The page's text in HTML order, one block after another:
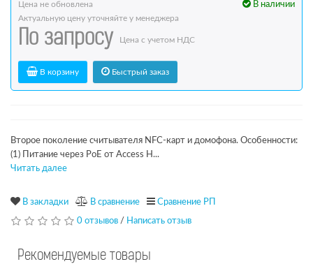
В наличии
Цена не обновлена
Актуальную цену уточняйте у менеджера
По запросу Цена с учетом НДС
В корзину Быстрый заказ
Второе поколение считывателя NFC-карт и домофона. Особенности:
(1) Питание через PoE от Access H...
Читать далее
В закладки В сравнение Сравнение РП
0 отзывов / Написать отзыв
Рекомендуемые товары